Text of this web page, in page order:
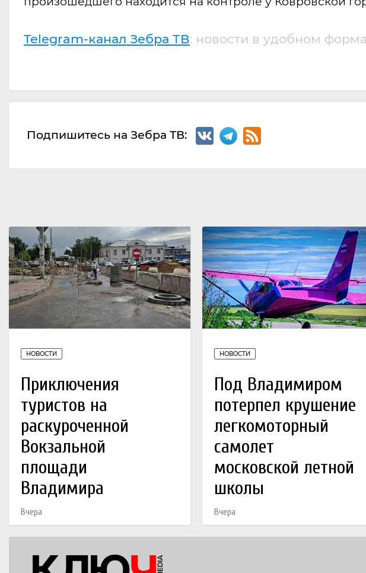
Telegram-канал Зебра ТВ: новости в удобном
Подпишитесь на Зебра ТВ:
НОВОСТИ
Приключения
туристов на
раскуроченной
Вокзальной
площади
Владимира
Вчера
НОВОСТИ
Под Владимиром
потерпел крушение
легкомоторный
самолет
московской летной
школы
Вчера